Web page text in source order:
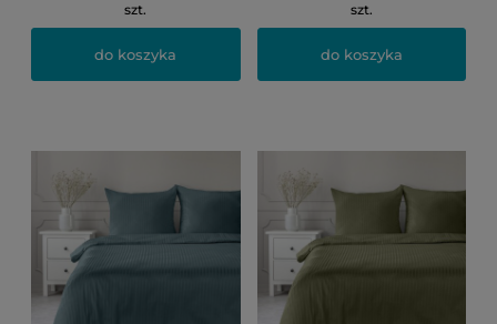
szt.
do koszyka
szt.
do koszyka